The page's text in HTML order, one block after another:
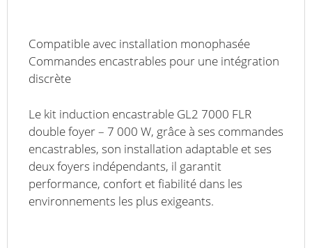
Compatible avec installation monophasée
Commandes encastrables pour une intégration
discrète
Le kit induction encastrable GL2 7000 FLR
double foyer – 7 000 W, grâce à ses commandes
encastrables, son installation adaptable et ses
deux foyers indépendants, il garantit
performance, confort et fiabilité dans les
environnements les plus exigeants.